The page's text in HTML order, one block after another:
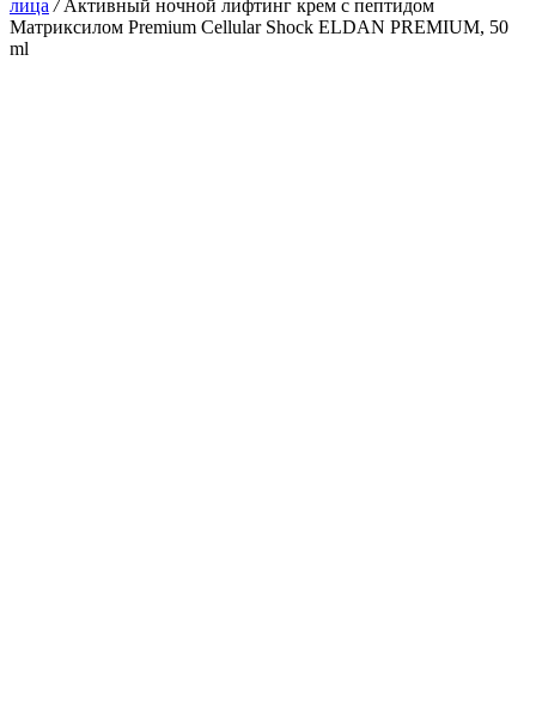
лица / Активный ночной лифтинг крем с пептидом
Матриксилом Premium Cellular Shock ELDAN PREMIUM, 50
ml